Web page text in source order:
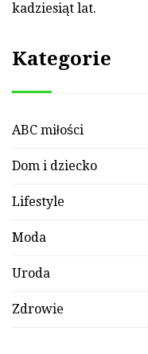
kadziesiąt lat.
Kategorie
ABC miłości
Dom i dziecko
Lifestyle
Moda
Uroda
Zdrowie